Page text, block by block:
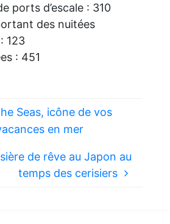
ports d’escale : 310
des nuitées
123
: 451
Seas, icône de vos
en mer
de rêve au Japon au
temps des cerisiers